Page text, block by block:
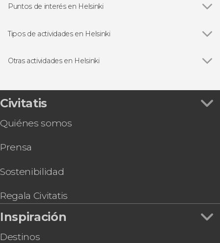
Puntos de interés en Helsinki
Tipos de actividades en Helsinki
Excursiones de un día
Otras actividades en Helsinki
Ferry de Helsinki a Tallin
Autobús turístico de Helsinki
Trekking por el Parque Nacional Nuuksio
Senderismo por el Parque Nacional Liesjärvi
Tour en segway por Helsinki
Civitatis
Quiénes somos
Prensa
Sostenibilidad
Regala Civitatis
Inspiración
Destinos